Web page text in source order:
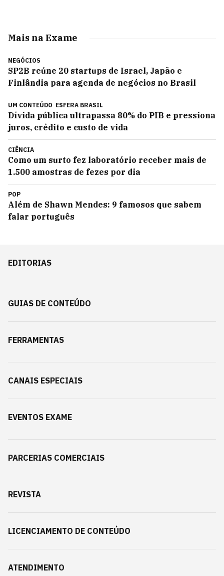
Mais na Exame
NEGÓCIOS
SP2B reúne 20 startups de Israel, Japão e
Finlândia para agenda de negócios no Brasil
UM CONTEÚDO ESFERA BRASIL
Dívida pública ultrapassa 80% do PIB e pressiona
juros, crédito e custo de vida
CIÊNCIA
Como um surto fez laboratório receber mais de
1.500 amostras de fezes por dia
POP
Além de Shawn Mendes: 9 famosos que sabem
falar português
EDITORIAS
GUIAS DE CONTEÚDO
FERRAMENTAS
CANAIS ESPECIAIS
EVENTOS EXAME
PARCERIAS COMERCIAIS
REVISTA
LICENCIAMENTO DE CONTEÚDO
ATENDIMENTO